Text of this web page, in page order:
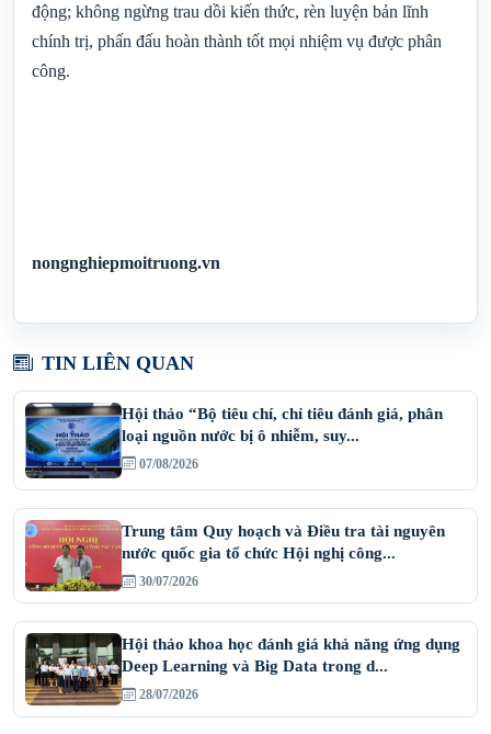
động; không ngừng trau dồi kiến thức, rèn luyện bản lĩnh
chính trị, phấn đấu hoàn thành tốt mọi nhiệm vụ được phân
công.
nongnghiepmoitruong.vn
TIN LIÊN QUAN
Hội thảo “Bộ tiêu chí, chỉ tiêu đánh giá, phân
loại nguồn nước bị ô nhiễm, suy...
07/08/2026
Trung tâm Quy hoạch và Điều tra tài nguyên
nước quốc gia tổ chức Hội nghị công...
30/07/2026
Hội thảo khoa học đánh giá khả năng ứng dụng
Deep Learning và Big Data trong d...
28/07/2026